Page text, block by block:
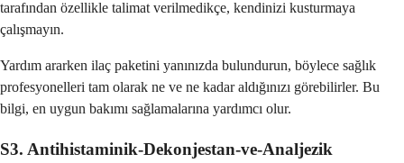
tarafından özellikle talimat verilmedikçe, kendinizi kusturmaya
çalışmayın.
Yardım ararken ilaç paketini yanınızda bulundurun, böylece sağlık
profesyonelleri tam olarak ne ve ne kadar aldığınızı görebilirler. Bu
bilgi, en uygun bakımı sağlamalarına yardımcı olur.
S3. Antihistaminik-Dekonjestan-ve-Analjezik